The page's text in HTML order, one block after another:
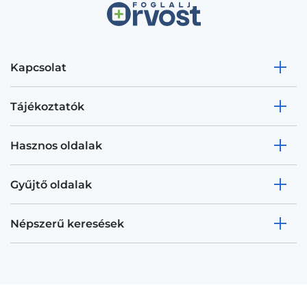
Kapcsolat
Tájékoztatók
Hasznos oldalak
Gyűjtő oldalak
Népszerű keresések